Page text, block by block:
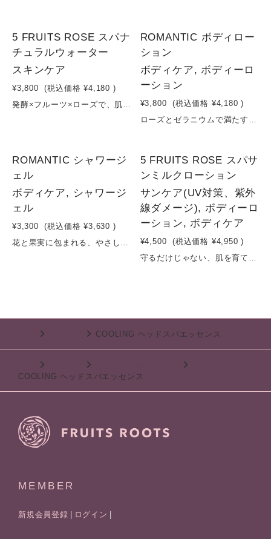
5 FRUITS ROSE スパナ
チュラルウォーター
スキンケア
¥3,800 (税込価格 ¥4,180 )
発酵×フルーツ×ローズで、肌の“めぐり”を整える濃密ミスト化粧水ダマスクバラ花水をベースに、コメ発酵液と多彩なフルーツ・植物エキスを贅沢に配合したミストタイプの化粧水です。ブドウ葉エキスやザクロ果実エキスなどのポリフェノール豊富な植物成分が、肌にうるおいとハリを与え、透明感のある印象へ導きます。さらに、パイナップルやレモン、リンゴなどのフルーツエキスが、古い角質にアプローチし、なめらかな肌へ。発酵の力で角質層まで浸透しやすく、乾燥やくすみ、ゆらぎが気になる肌をやさしく整えます。ローズとゼラニウムの天然精油の香りが、スキンケアの時間を心地よいリラックスタイムに。容量：150ml
ROMANTIC ボディロー
ション
ボディケア, ボディーロ
ーション
¥3,800 (税込価格 ¥4,180 )
ローズとゼラニウムで満たす、やさしく華やぐ素肌。ダマスクローズとゼラニウムの華やかでやさしい香りに包まれるボディミルク。スクワランやホホバ油が肌にすっとなじみ、ベタつかずにしっとりとうるおいをキープ。カラギーナンが肌をなめらかに整え、やわらかくしなやかな質感へ導きます。さらに、イチゴエキスや植物エキスが乾燥によるくすみをケアし、明るく整った印象の肌へ。毎日のケアを、心まで満たされる上質な時間に変えます。容量：200ml
ROMANTIC シャワージ
ェル
ボディケア, シャワージ
ェル
¥3,300 (税込価格 ¥3,630 )
花と果実に包まれる、やさしい泡のご褒美時間。シンプルなカリ石けんベースに、華やかなフラワーエキスと果実のうるおいを重ねたシャワージェル。やさしく軽やかな泡が、肌の汚れをすっきり落としながら、必要なうるおいは残します。アドニスパレスチナ花エキスやセイヨウオトギリソウエキスが肌を穏やかに整え、ヒマワリ油がしっとりとしたやわらかさをプラス。さらに、イチゴ果汁のフレッシュなうるおいと、ダマスクバラ・ゼラニウムの上品な香りが重なり、バスタイムを特別なリラックスタイムへと導きます。毎日の洗浄を、肌と心を満たすひとときに。容量：300ml
5 FRUITS ROSE スパサ
ンミルクローション
サンケア(UV対策、紫外
線ダメージ), ボディーロ
ーション, ボディケア
¥4,500 (税込価格 ¥4,950 )
守るだけじゃない、肌を育てるサンクリーム。紫外線から肌を守りながら、スキンケアまで叶えるナチュラルサンクリーム。酸化亜鉛によるやさしい紫外線防御に加え、シア脂・カカオ脂・マンゴー種子脂などの植物バターが肌をしっとり保湿。さらに、モリンガオイル（ワサビノキ種子油）やオリーブ由来成分が、乾燥や外的刺激から肌を守ります。チャ葉エキスやカミツレ花エキスなどの植物エキスが肌を整え、フルーツエキスが透明感のある印象へ導きます。紫外線対策をしながら、日中もスキンケアを続けているような心地よさ。毎日使いたくなる、軽やかでやさしい使い心地のUVクリームです。容量：80ml
COOLING ヘッドスパエッセンス
COOLING ヘッドスパエッセンス
MEMBER
新規会員登録 ログイン